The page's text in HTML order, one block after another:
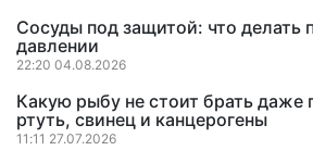
Сосуды под защитой: что делать
давлении
22:20 04.08.2026
Какую рыбу не стоит брать даже
ртуть, свинец и канцерогены
11:11 27.07.2026